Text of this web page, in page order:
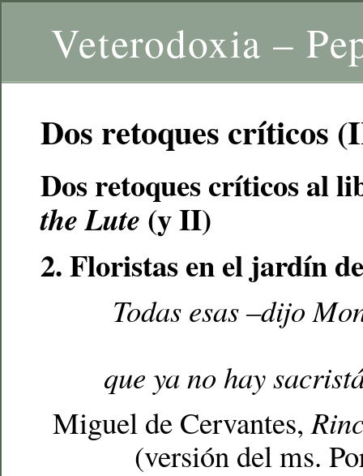
Veterodoxia –
Dos retoques críticos
Dos retoques críticos al
the Lute (y II)
2. Floristas en el jardín
Todas esas –dijo
que ya no hay
Miguel de Cervantes,
(versión del ms.